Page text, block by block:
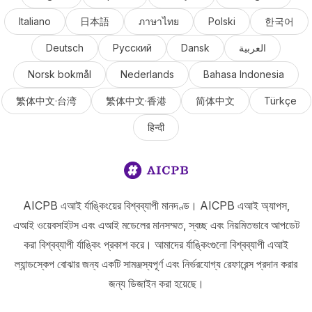
Italiano 日本語 ภาษาไทย Polski 한국어
Deutsch Русский Dansk العربية
Norsk bokmål Nederlands Bahasa Indonesia
繁体中文·台湾 繁体中文·香港 简体中文 Türkçe
हिन्दी
AICPB এআই র্যাঙ্কিংয়ের বিশ্বব্যাপী মানদণ্ড। AICPB এআই অ্যাপস,
এআই ওয়েবসাইটস এবং এআই মডেলের মানসম্মত, স্বচ্ছ এবং নিয়মিতভাবে আপডেট
করা বিশ্বব্যাপী র্যাঙ্কিং প্রকাশ করে। আমাদের র্যাঙ্কিংগুলো বিশ্বব্যাপী এআই
ল্যান্ডস্কেপ বোঝার জন্য একটি সামঞ্জস্যপূর্ণ এবং নির্ভরযোগ্য রেফারেন্স প্রদান করার
জন্য ডিজাইন করা হয়েছে।